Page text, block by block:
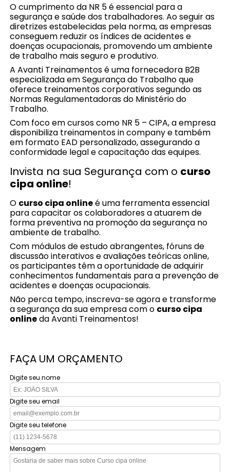
O cumprimento da NR 5 é essencial para a
segurança e saúde dos trabalhadores. Ao seguir as
diretrizes estabelecidas pela norma, as empresas
conseguem reduzir os índices de acidentes e
doenças ocupacionais, promovendo um ambiente
de trabalho mais seguro e produtivo.
A Avanti Treinamentos é uma fornecedora B2B
especializada em Segurança do Trabalho que
oferece treinamentos corporativos segundo as
Normas Regulamentadoras do Ministério do
Trabalho.
Com foco em cursos como NR 5 – CIPA, a empresa
disponibiliza treinamentos in company e também
em formato EAD personalizado, assegurando a
conformidade legal e capacitação das equipes.
Invista na sua Segurança com o curso
cipa online!
O curso cipa onlineé uma ferramenta essencial
para capacitar os colaboradores a atuarem de
forma preventiva na promoção da segurança no
ambiente de trabalho.
Com módulos de estudo abrangentes, fóruns de
discussão interativos e avaliações teóricas online,
os participantes têm a oportunidade de adquirir
conhecimentos fundamentais para a prevenção de
acidentes e doenças ocupacionais.
Não perca tempo, inscreva-se agora e transforme
a segurança da sua empresa com o curso cipa
onlineda Avanti Treinamentos!
FAÇA UM ORÇAMENTO
Digite seu nome
Digite seu email
Digite seu telefone
Mensagem